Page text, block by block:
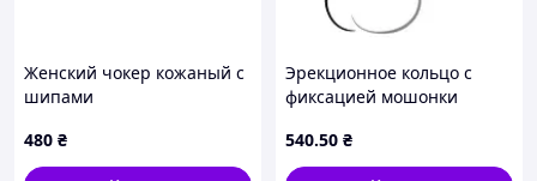
Женский чокер кожаный с
шипами
480 ₴
Эрекционное кольцо с
фиксацией мошонки
540.50 ₴